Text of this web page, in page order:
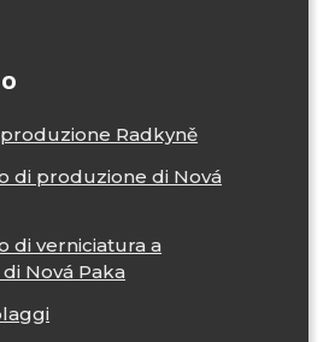
Radkyně
di produzione di Nová
di verniciatura a
Nová Paka